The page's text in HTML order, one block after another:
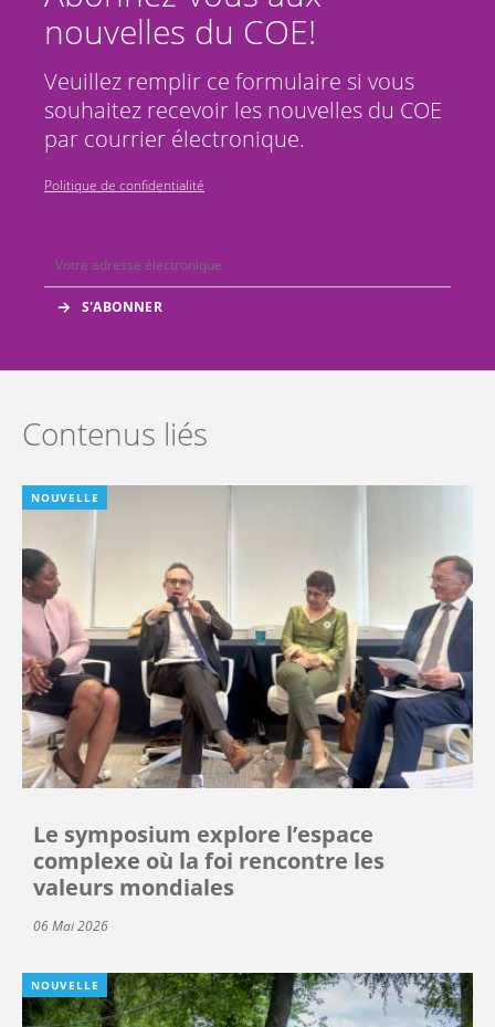
nouvelles du COE!
Veuillez remplir ce formulaire si vous
souhaitez recevoir les nouvelles du COE
par courrier électronique.
Politique de confidentialité
Contenus liés
NOUVELLE
Le symposium explore l’espace
complexe où la foi rencontre les
valeurs mondiales
06 Mai 2026
NOUVELLE